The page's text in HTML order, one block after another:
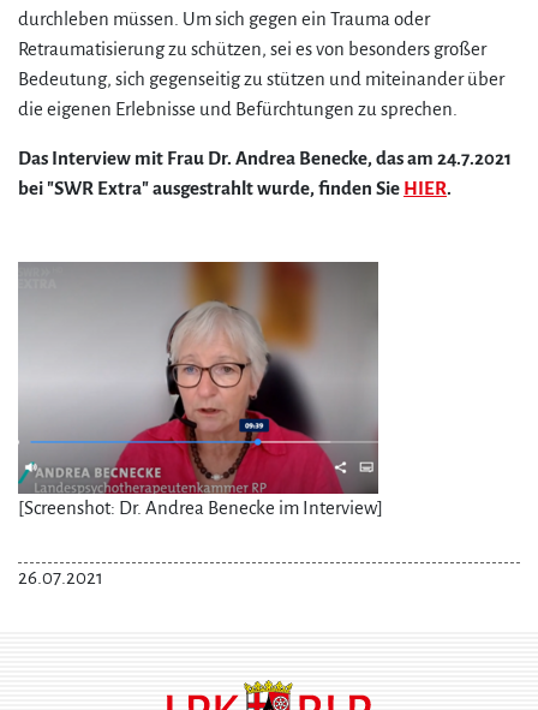
durchleben müssen. Um sich gegen ein Trauma oder
Retraumatisierung zu schützen, sei es von besonders großer
Bedeutung, sich gegenseitig zu stützen und miteinander über
die eigenen Erlebnisse und Befürchtungen zu sprechen.
Das Interview mit Frau Dr. Andrea Benecke, das am 24.7.2021
bei "SWR Extra" ausgestrahlt wurde, finden Sie HIER.
[Screenshot: Dr. Andrea Benecke im Interview]
26.07.2021